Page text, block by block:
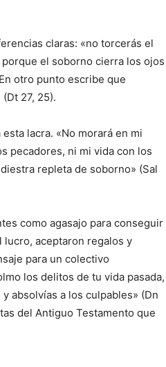
claras: «no torcerás el
el soborno cierra los ojos
otro punto escribe que
27, 25).
lacra. «No morará en mi
pecadores, ni mi vida con los
repleta de soborno» (Sal
como agasajo para conseguir
aceptaron regalos y
para un colectivo
los delitos de tu vida pasada,
absolvías a los culpables» (Dn
del Antiguo Testamento que